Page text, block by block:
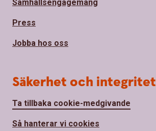
Samhällsengagemang
Press
Jobba hos oss
Säkerhet och integritet
Ta tillbaka cookie-medgivande
Så hanterar vi cookies